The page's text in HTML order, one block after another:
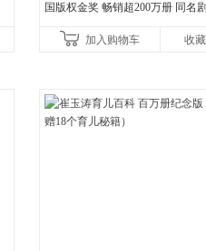
国版权金奖 畅销超200万册 同名
加入购物车
收藏